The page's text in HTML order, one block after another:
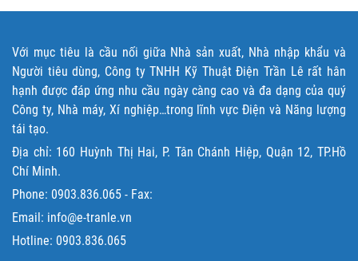
Với mục tiêu là cầu nối giữa Nhà sản xuất, Nhà nhập khẩu và
Người tiêu dùng, Công ty TNHH Kỹ Thuật Điện Trần Lê rất hân
hạnh được đáp ứng nhu cầu ngày càng cao và đa dạng của quý
Công ty, Nhà máy, Xí nghiệp…trong lĩnh vực Điện và Năng lượng
tái tạo.
Địa chỉ: 160 Huỳnh Thị Hai, P. Tân Chánh Hiệp, Quận 12, TP.Hồ
Chí Minh.
Phone: 0903.836.065 - Fax:
Email: info@e-tranle.vn
Hotline: 0903.836.065